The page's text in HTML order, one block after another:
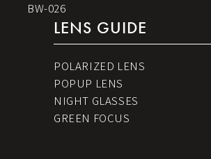
BW-026
LENS GUIDE
POLARIZED LENS
POPUP LENS
NIGHT GLASSES
GREEN FOCUS